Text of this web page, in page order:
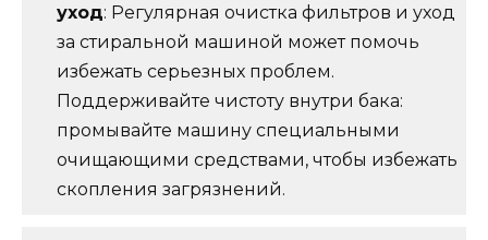
уход: Регулярная очистка фильтров и уход
за стиральной машиной может помочь
избежать серьезных проблем.
Поддерживайте чистоту внутри бака:
промывайте машину специальными
очищающими средствами, чтобы избежать
скопления загрязнений.